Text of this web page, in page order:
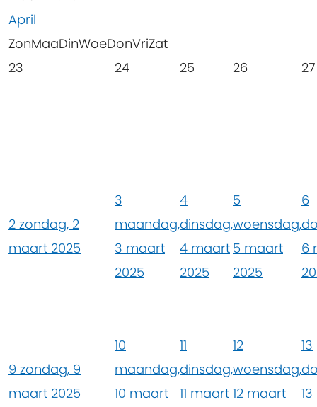
April
ZonMaaDinWoeDonVriZat
23
24 25 26 27
2 zondag, 2
maart 2025
3
maandag,
3 maart
2025
4
dinsdag,
4 maart
2025
5
woensdag,
5 maart
2025
6
6
9 zondag, 9
maart 2025
10
maandag,
10 maart
11
dinsdag,
11 maart
12
woensdag,
12 maart
13